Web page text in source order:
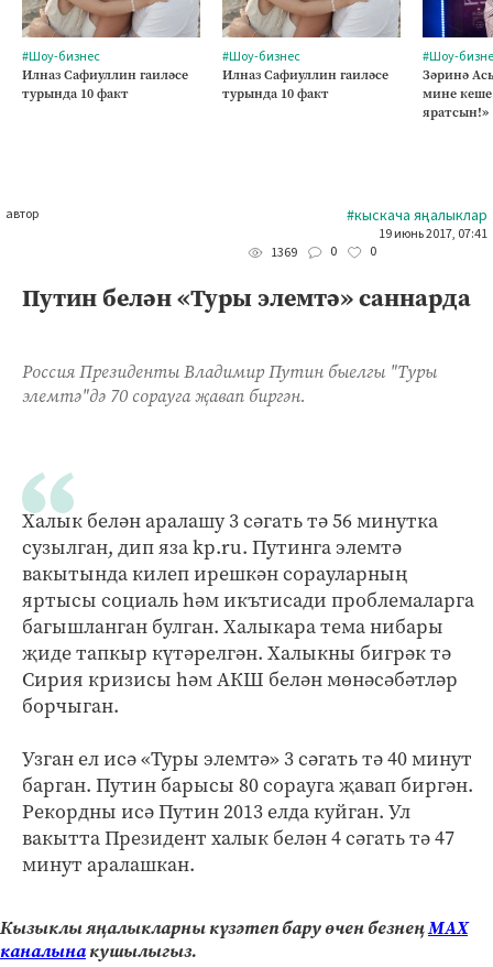
#Шоу-бизнес
Илназ Сафиуллин гаиләсе
турында 10 факт
#Шоу-бизнес
Илназ Сафиуллин гаиләсе
турында 10 факт
#Шоу-
Зәринә
мине
яратсын!»
автор #кыскача яңалыклар
19 июнь 2017, 07:41
1369
0 0
Путин белән «Туры элемтә» саннарда
Россия Президенты Владимир Путин быелгы "Туры
элемтә"дә 70 сорауга җавап биргән.
Халык белән аралашу 3 сәгать тә 56 минутка
сузылган, дип яза kp.ru. Путинга элемтә
вакытында килеп ирешкән сорауларның
яртысы социаль һәм икътисади проблемаларга
багышланган булган. Халыкара тема нибары
җиде тапкыр күтәрелгән. Халыкны бигрәк тә
Сирия кризисы һәм АКШ белән мөнәсәбәтләр
борчыган.
Узган ел исә «Туры элемтә» 3 сәгать тә 40 минут
барган. Путин барысы 80 сорауга җавап биргән.
Рекордны исә Путин 2013 елда куйган. Ул
вакытта Президент халык белән 4 сәгать тә 47
минут аралашкан.
Кызыклы яңалыкларны күзәтеп бару өчен безнеңМАХ
каналынакушылыгыз.